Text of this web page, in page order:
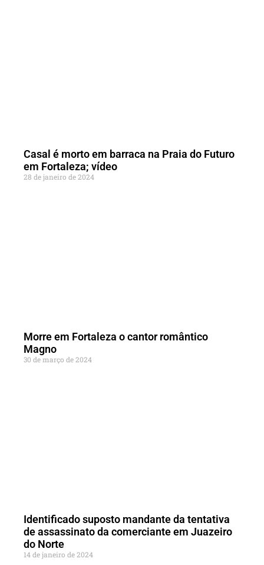
Casal é morto em barraca na Praia do Futuro
em Fortaleza; vídeo
28 de janeiro de 2024
Morre em Fortaleza o cantor romântico
Magno
30 de março de 2024
Identificado suposto mandante da tentativa
de assassinato da comerciante em Juazeiro
do Norte
14 de janeiro de 2024